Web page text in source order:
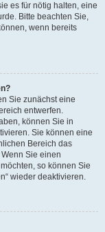
es für nötig halten, eine
Bitte beachten Sie,
wenn bereits
Sie zunächst eine
entwerfen.
können Sie in
Sie können eine
Bereich das
Sie einen
so können Sie
wieder deaktivieren.